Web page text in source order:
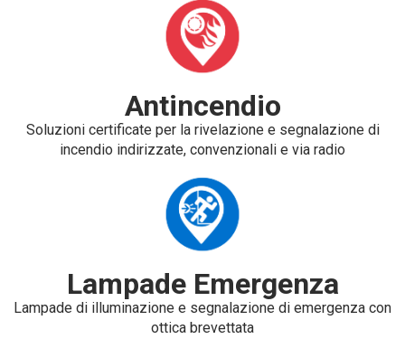
Antincendio
Soluzioni certificate per la rivelazione e segnalazione di
incendio indirizzate, convenzionali e via radio
Lampade Emergenza
Lampade di illuminazione e segnalazione di emergenza con
ottica brevettata